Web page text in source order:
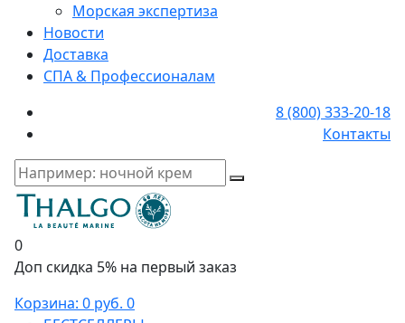
Морская экспертиза
Новости
Доставка
СПА & Профессионалам
8 (800) 333-20-18
Контакты
0
Доп скидка 5% на первый заказ
Корзина: 0 руб. 0